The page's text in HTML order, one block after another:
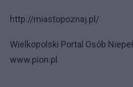
http://miastopoznaj.pl/
Wielkopolski Portal Osób
www.pion.pl